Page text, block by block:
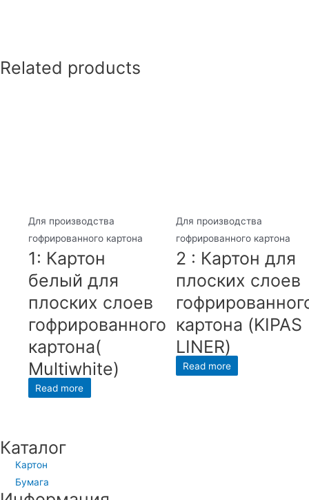
Related products
Для производства
гофрированного картона
1: Картон
белый для
плоских слоев
гофрированного
картона(
Multiwhite)
Read more
Для производства
гофрированного картона
2 : Картон для
плоских слоев
картона (KIPAS
LINER)
Read more
Каталог
Картон
Бумага